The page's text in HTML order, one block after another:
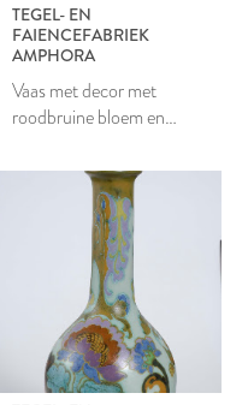
TEGEL- EN
FAIENCEFABRIEK
AMPHORA
Vaas met decor met
roodbruine bloem en